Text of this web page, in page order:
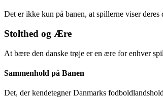
Det er ikke kun på banen, at spillerne viser
Stolthed og Ære
At bære den danske trøje er en ære for enhver
Sammenhold på Banen
Det, der kendetegner Danmarks